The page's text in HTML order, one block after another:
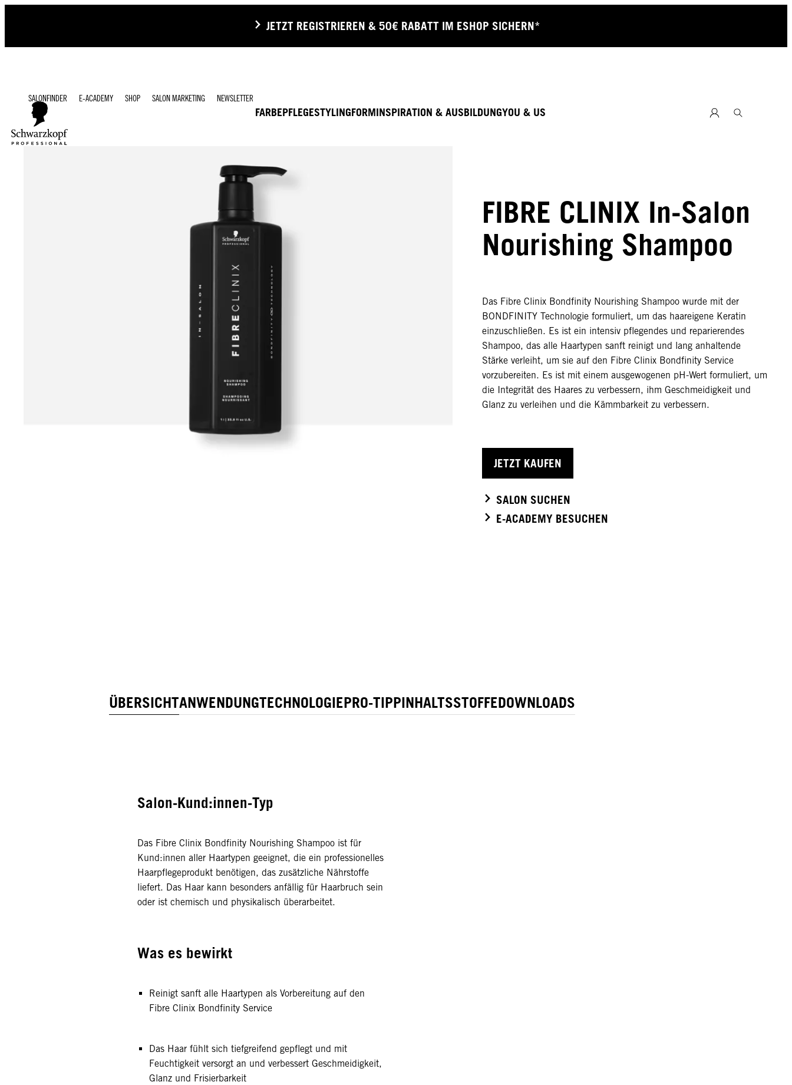
JETZT REGISTRIEREN & 50€ RABATT IM ESHOP SICHERN*
FARBEPFLEGESTYLINGFORMINSPIRATION & AUSBILDUNGYOU & US
SALONFINDER E-ACADEMY SHOP SALON MARKETING NEWSLETTER
FIBRE CLINIX In-Salon
Nourishing Shampoo
Das Fibre Clinix Bondfinity Nourishing Shampoo wurde mit der
BONDFINITY Technologie formuliert, um das haareigene Keratin
einzuschließen. Es ist ein intensiv pflegendes und reparierendes
Shampoo, das alle Haartypen sanft reinigt und lang anhaltende
Stärke verleiht, um sie auf den Fibre Clinix Bondfinity Service
vorzubereiten. Es ist mit einem ausgewogenen pH-Wert formuliert, um
die Integrität des Haares zu verbessern, ihm Geschmeidigkeit und
Glanz zu verleihen und die Kämmbarkeit zu verbessern.
JETZT KAUFEN
SALON SUCHEN
E-ACADEMY BESUCHEN
ÜBERSICHTANWENDUNGTECHNOLOGIEPRO-TIPPINHALTSSTOFFEDOWNLOADS
Salon-Kund:innen-Typ
Das Fibre Clinix Bondfinity Nourishing Shampoo ist für
Kund:innen aller Haartypen geeignet, die ein professionelles
Haarpflegeprodukt benötigen, das zusätzliche Nährstoffe
liefert. Das Haar kann besonders anfällig für Haarbruch sein
oder ist chemisch und physikalisch überarbeitet.
Was es bewirkt
Reinigt sanft alle Haartypen als Vorbereitung auf den
Fibre Clinix Bondfinity Service
Das Haar fühlt sich tiefgreifend gepflegt und mit
Feuchtigkeit versorgt an und verbessert Geschmeidigkeit,
Glanz und Frisierbarkeit